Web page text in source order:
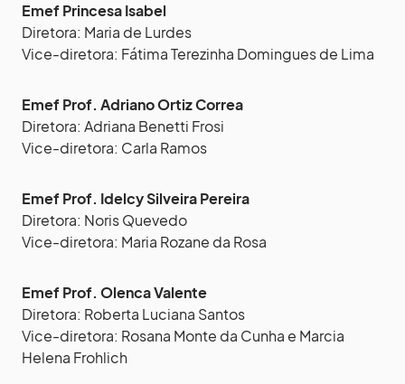
Emef Princesa Isabel
Diretora: Maria de Lurdes
Vice-diretora: Fátima Terezinha Domingues de Lima
Emef Prof. Adriano Ortiz Correa
Diretora: Adriana Benetti Frosi
Vice-diretora: Carla Ramos
Emef Prof. Idelcy Silveira Pereira
Diretora: Noris Quevedo
Vice-diretora: Maria Rozane da Rosa
Emef Prof. Olenca Valente
Diretora: Roberta Luciana Santos
Vice-diretora: Rosana Monte da Cunha e Marcia
Helena Frohlich